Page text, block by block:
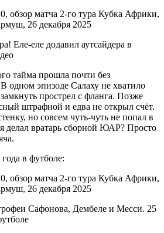
Еле-еле додавил аутсайдера в
тайма прошла почти без
одном эпизоде Салаху не хватило
прострел с фланга. Позже
штрафной и едва не открыл счёт.
но совсем чуть-чуть не попал в
делал вратарь сборной ЮАР? Просто
в футболе:
Сафонова, Дембеле и Месси. 25